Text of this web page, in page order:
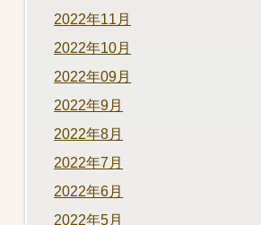
2022年11月
2022年10月
2022年09月
2022年9月
2022年8月
2022年7月
2022年6月
2022年5月